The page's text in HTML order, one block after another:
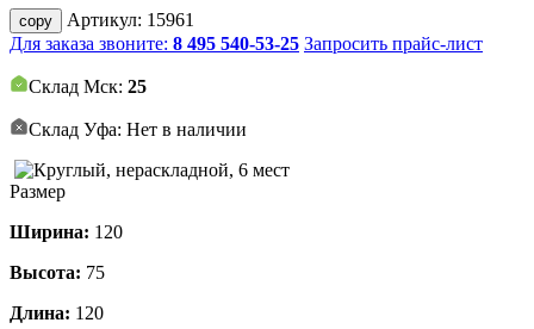
copy Артикул: 15961
Для заказа звоните: 8 495 540-53-25 Запросить прайс-лист
Склад Мск: 25
Склад Уфа: Нет в наличии
Размер
Ширина: 120
Высота: 75
Длина: 120